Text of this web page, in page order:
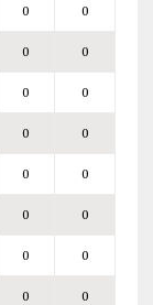
0 0
0 0
0 0
0 0
0 0
0 0
0 0
0 0